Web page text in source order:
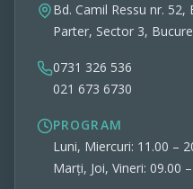
Bd. Camil Ressu nr. 52,
Parter, Sector 3,
0731 326 536
021 673 6730
PROGRAM
Luni, Miercuri: 11.00 –
Marți, Joi, Vineri: 09.00